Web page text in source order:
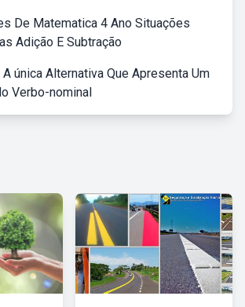
De Matematica 4 Ano Situações
Adição E Subtração
única Alternativa Que Apresenta Um
Verbo-nominal